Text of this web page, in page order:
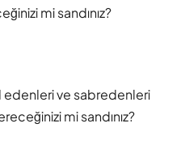
mi sandınız?
edenleri ve sabredenleri
mi sandınız?